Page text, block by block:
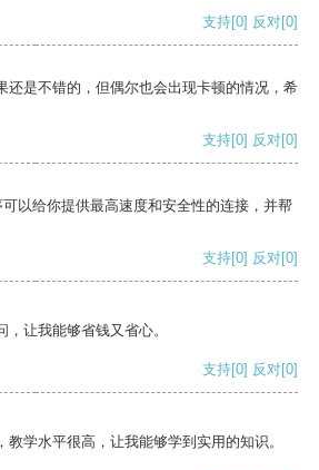
支持[0] 反对[0]
还是不错的，但偶尔也会出现卡顿的情况，希
支持[0] 反对[0]
以给你提供最高速度和安全性的连接，并帮
支持[0] 反对[0]
让我能够省钱又省心。
支持[0] 反对[0]
学水平很高，让我能够学到实用的知识。